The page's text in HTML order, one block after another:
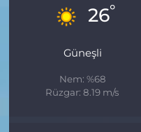
26°
Güneşli
Nem: %68
Rüzgar: 8.19 m/s